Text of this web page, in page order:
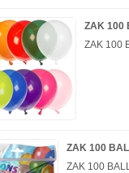
ZAK 100
ZAK 100
ZAK 100
ZAK 100